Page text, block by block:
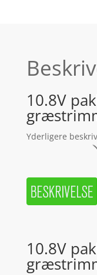
10.8V
Yderligere
10.8V